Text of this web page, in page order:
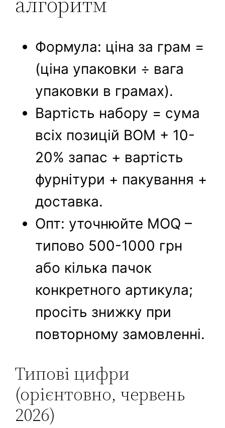
Формула: ціна за грам =
(ціна упаковки ÷ вага
упаковки в грамах).
Вартість набору = сума
всіх позицій BOM + 10-
20% запас + вартість
фурнітури + пакування +
доставка.
Опт: уточнюйте MOQ –
типово 500-1000 грн
або кілька пачок
конкретного артикула;
просіть знижку при
повторному замовленні.
Типові цифри
(орієнтовно, червень
2026)